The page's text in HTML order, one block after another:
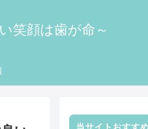
笑顔は歯が命～
当サイトおすす